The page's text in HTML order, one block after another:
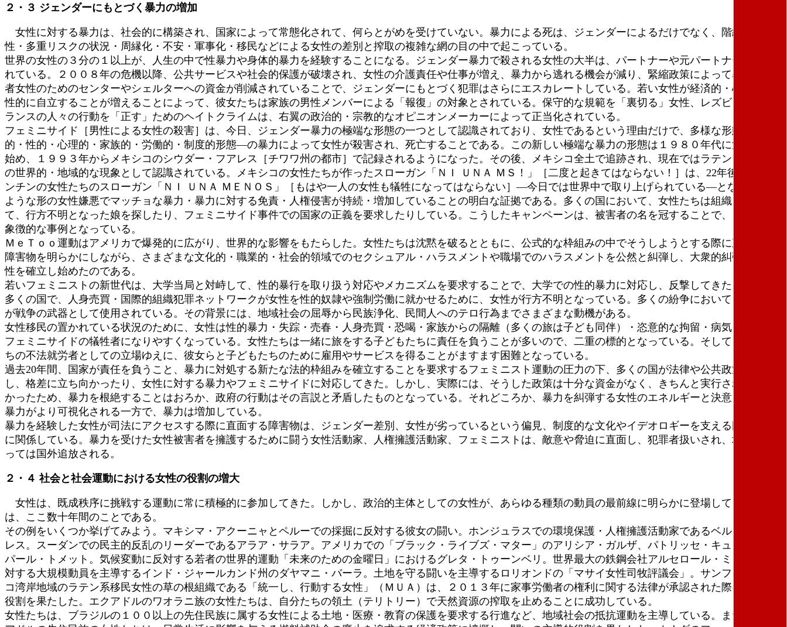
２・３ ジェンダーにもとづく暴力の増加
女性に対する暴力は、社会的に構築され、国家によって常態化されて、何らとがめを受けていない。暴力による死は、ジェンダーによるだけでなく、階級・民族
性・多重リスクの状況・周縁化・不安・軍事化・移民などによる女性の差別と搾取の複雑な網の目の中で起こっている。
世界の女性の３分の１以上が、人生の中で性暴力や身体的暴力を経験することになる。ジェンダー暴力で殺される女性の大半は、パートナーや元パートナーに殺さ
れている。２００８年の危機以降、公共サービスや社会的保護が破壊され、女性の介護責任や仕事が増え、暴力から逃れる機会が減り、緊縮政策によって暴力被害
者女性のためのセンターやシェルターへの資金が削減されていることで、ジェンダーにもとづく犯罪はさらにエスカレートしている。若い女性が経済的・心理的・
性的に自立することが増えることによって、彼女たちは家族の男性メンバーによる「報復」の対象とされている。保守的な規範を「裏切る」女性、レズビアン、ト
ランスの人々の行動を「正す」ためのヘイトクライムは、右翼の政治的・宗教的なオピニオンメーカーによって正当化されている。
フェミニサイド［男性による女性の殺害］は、今日、ジェンダー暴力の極端な形態の一つとして認識されており、女性であるという理由だけで、多様な形態―肉体
的・性的・心理的・家族的・労働的・制度的形態―の暴力によって女性が殺害され、死亡することである。この新しい極端な暴力の形態は１９８０年代に注目され
始め、１９９３年からメキシコのシウダー・フアレス［チワワ州の都市］で記録されるようになった。その後、メキシコ全土で追跡され、現在ではラテンアメリカ
の世界的・地域的な現象として認識されている。メキシコの女性たちが作ったスローガン「ＮＩ ＵＮＡ ＭＳ！」［二度と起きてはならない！］は、22年後にアルゼ
ンチンの女性たちのスローガン「ＮＩ ＵＮＡ ＭＥＮＯＳ」［もはや一人の女性も犠牲になってはならない］―今日では世界中で取り上げられている―となり、この
ような形の女性嫌悪でマッチョな暴力・暴力に対する免責・人権侵害が持続・増加していることの明白な証拠である。多くの国において、女性たちは組織を作っ
て、行方不明となった娘を探したり、フェミニサイド事件での国家の正義を要求したりしている。こうしたキャンペーンは、被害者の名を冠することで、しばしば
象徴的な事例となっている。
ＭｅＴｏｏ運動はアメリカで爆発的に広がり、世界的な影響をもたらした。女性たちは沈黙を破るとともに、公式的な枠組みの中でそうしようとする際に直面する
障害物を明らかにしながら、さまざまな文化的・職業的・社会的領域でのセクシュアル・ハラスメントや職場でのハラスメントを公然と糾弾し、大衆的糾弾の正当
性を確立し始めたのである。
若いフェミニストの新世代は、大学当局と対峙して、性的暴行を取り扱う対応やメカニズムを要求することで、大学での性的暴力に対応し、反撃してきた。
多くの国で、人身売買・国際的組織犯罪ネットワークが女性を性的奴隷や強制労働に就かせるために、女性が行方不明となっている。多くの紛争において、レイプ
が戦争の武器として使用されている。その背景には、地域社会の屈辱から民族浄化、民間人へのテロ行為までさまざまな動機がある。
女性移民の置かれている状況のために、女性は性的暴力・失踪・売春・人身売買・恐喝・家族からの隔離（多くの旅は子ども同伴）・恣意的な拘留・病気・事故・
フェミニサイドの犠牲者になりやすくなっている。女性たちは一緒に旅をする子どもたちに責任を負うことが多いので、二重の標的となっている。そして、女性た
ちの不法就労者としての立場ゆえに、彼女らと子どもたちのために雇用やサービスを得ることがますます困難となっている。
過去20年間、国家が責任を負うこと、暴力に対処する新たな法的枠組みを確立することを要求するフェミニスト運動の圧力の下、多くの国が法律や公共政策を導入
し、格差に立ち向かったり、女性に対する暴力やフェミニサイドに対応してきた。しかし、実際には、そうした政策は十分な資金がなく、きちんと実行されてこな
かったため、暴力を根絶することはおろか、政府の行動はその言説と矛盾したものとなっている。それどころか、暴力を糾弾する女性のエネルギーと決意を通じて
暴力がより可視化される一方で、暴力は増加している。
暴力を経験した女性が司法にアクセスする際に直面する障害物は、ジェンダー差別、女性が劣っているという偏見、制度的な文化やイデオロギーを支える固定観念
に関係している。暴力を受けた女性被害者を擁護するために闘う女性活動家、人権擁護活動家、フェミニストは、敵意や脅迫に直面し、犯罪者扱いされ、場合によ
っては国外追放される。
２・４ 社会と社会運動における女性の役割の増大
女性は、既成秩序に挑戦する運動に常に積極的に参加してきた。しかし、政治的主体としての女性が、あらゆる種類の動員の最前線に明らかに登場してきたの
は、ここ数十年間のことである。
その例をいくつか挙げてみよう。マキシマ・アクーニャとペルーでの採掘に反対する彼女の闘い。ホンジュラスでの環境保護・人権擁護活動家であるベルタ・カセ
レス。スーダンでの民主的反乱のリーダーであるアラア・サラア。アメリカでの「ブラック・ライブズ・マター」のアリシア・ガルザ、パトリッセ・キュロス、オ
パール・トメット。気候変動に反対する若者の世界的運動「未来のための金曜日」におけるグレタ・トゥーンベリ。世界最大の鉄鋼会社アルセロール・ミタルに反
対する大規模動員を主導するインド・ジャールカンド州のダヤマニ・バーラ。土地を守る闘いを主導するロリオンドの「マサイ女性司牧評議会」。サンフランシス
コ湾岸地域のラテン系移民女性の草の根組織である「統一し、行動する女性」（ＭＵＡ）は、２０１３年に家事労働者の権利に関する法律が承認された際に重要な
役割を果たした。エクアドルのワオラニ族の女性たちは、自分たちの領土（テリトリー）で天然資源の搾取を止めることに成功している。
女性たちは、ブラジルの１００以上の先住民族に属する女性による土地・医療・教育の保護を要求する行進など、地域社会の抵抗運動を主導している。また、エク